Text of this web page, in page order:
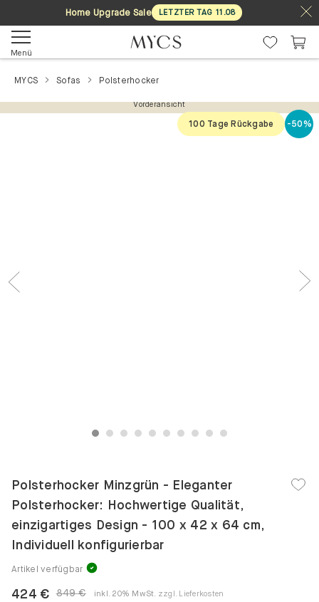
Home Upgrade Sale LETZTER TAG 11 .08
Menü
MYCS Sofas Polsterhocker
Vorderansicht
1 2 3 4 5 6 7 8 9 10
100 Tage Rückgabe -50%
Polsterhocker Minzgrün - Eleganter
Polsterhocker: Hochwertige Qualität,
einzigartiges Design - 100 x 42 x 64 cm,
Individuell konfigurierbar
Artikel verfügbar
849 €
424 € inkl. 20% MwSt. zzgl. Lieferkosten